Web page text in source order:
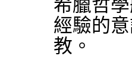
希臘哲
經驗的
教。